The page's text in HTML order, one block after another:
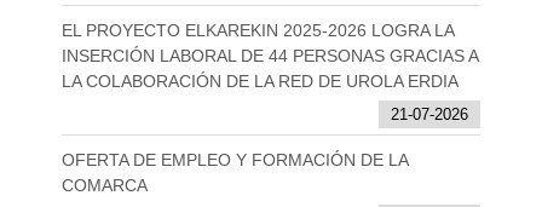
EL PROYECTO ELKAREKIN 2025-2026 LOGRA LA
INSERCIÓN LABORAL DE 44 PERSONAS GRACIAS A
LA COLABORACIÓN DE LA RED DE UROLA ERDIA
21-07-2026
OFERTA DE EMPLEO Y FORMACIÓN DE LA
COMARCA